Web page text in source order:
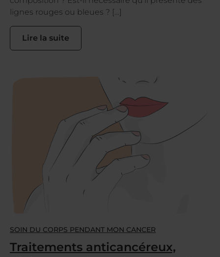
lignes rouges ou bleues ? […]
Lire la suite
SOIN DU CORPS PENDANT MON CANCER
Traitements anticancéreux,